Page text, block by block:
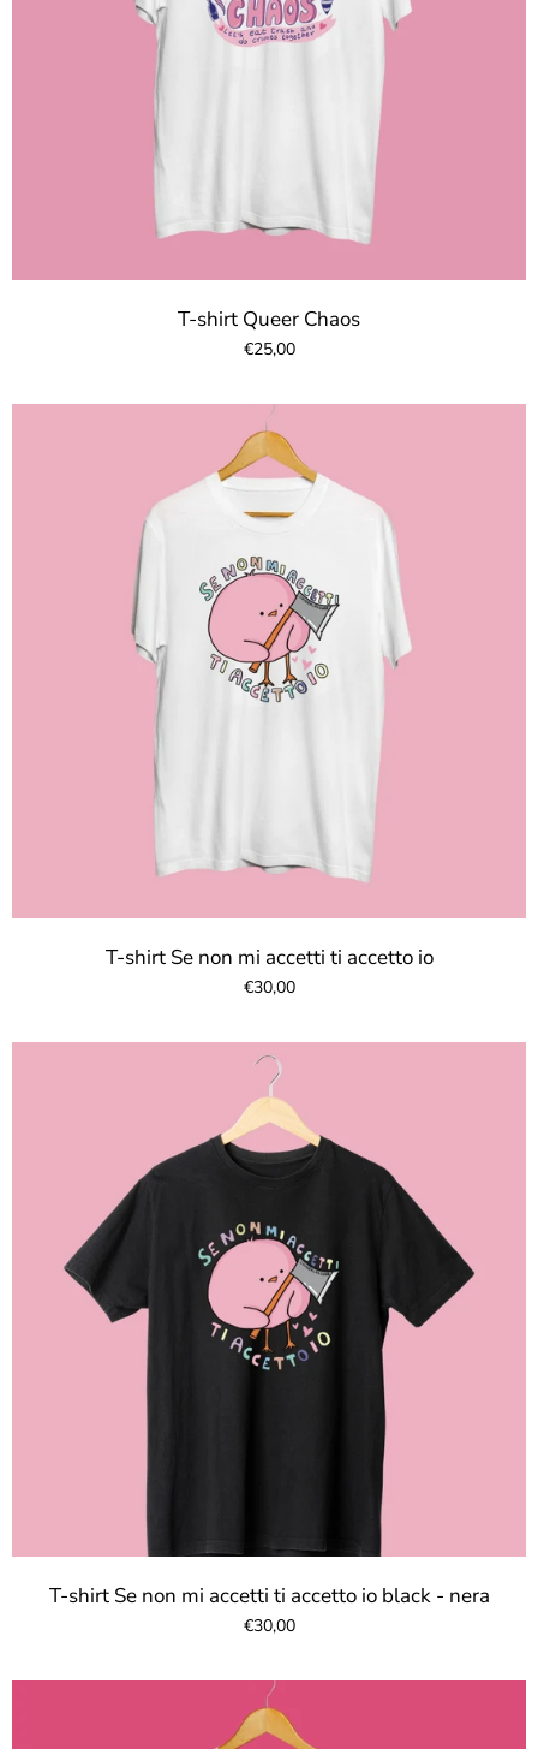
T-shirt Queer Chaos
€25,00
T-shirt Se non mi accetti ti accetto io
€30,00
T-shirt Se non mi accetti ti accetto io black - nera
€30,00